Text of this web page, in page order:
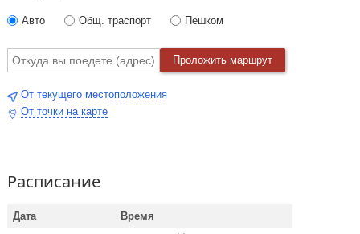
Авто Общ. траспорт Пешком
Проложить маршрут
От текущего местоположения
От точки на карте
Расписание
Дата
Время